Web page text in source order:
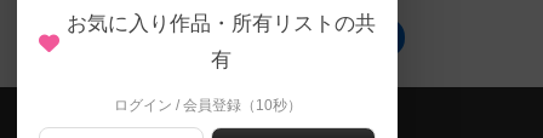
ABCダンジョンのトップに戻る
会員の新しい投稿
お気に入り作品・所有リストの共
有
ログイン / 会員登録（10秒）